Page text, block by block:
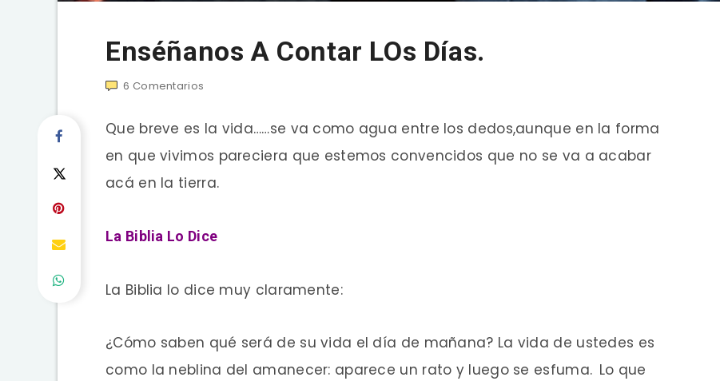
Enséñanos A Contar LOs Días.
6 Comentarios
Que breve es la vida……se va como agua entre los dedos,aunque en la forma
en que vivimos pareciera que estemos convencidos que no se va a acabar
acá en la tierra.
La Biblia Lo Dice
La Biblia lo dice muy claramente:
¿Cómo saben qué será de su vida el día de mañana? La vida de ustedes es
como la neblina del amanecer: aparece un rato y luego se esfuma. Lo que